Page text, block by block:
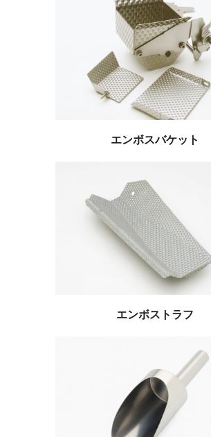
エンボスバケット
エンボストラフ